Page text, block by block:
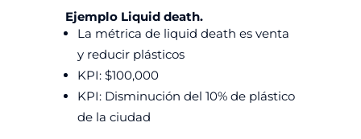
Ejemplo Liquid death.
La métrica de liquid death es venta
y reducir plásticos
KPI: $100,000
KPI: Disminución del 10% de plástico
de la ciudad